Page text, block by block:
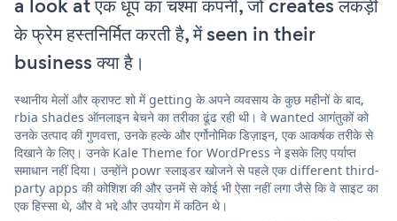
a look at एक धूप का चश्मा कंपनी, जो creates लकड़ी
के फ्रेम हस्तनिर्मित करती है, में seen in their
business क्या है।
स्थानीय मेलों और क्राफ्ट शो में getting के अपने व्यवसाय के कुछ महीनों के बाद,
rbia shades ऑनलाइन बेचने का तरीका ढूंढ रही थी। वे wanted आगंतुकों को
उनके उत्पाद की गुणवत्ता, उनके हल्के और एर्गोनोमिक डिज़ाइन, एक आकर्षक तरीके से
दिखाने के लिए। उनके Kale Theme for WordPress ने इसके लिए पर्याप्त
समाधान नहीं दिया। उन्होंने powr स्लाइडर खोजने से पहले एक different third-
party apps की कोशिश की और उनमें से कोई भी ऐसा नहीं लगा जैसे कि वे साइट का
एक हिस्सा थे, और वे भद्दे और उपयोग में कठिन थे।